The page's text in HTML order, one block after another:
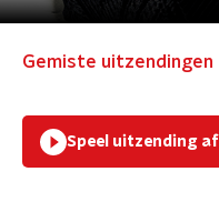
Gemiste uitzendingen
Speel uitzending af